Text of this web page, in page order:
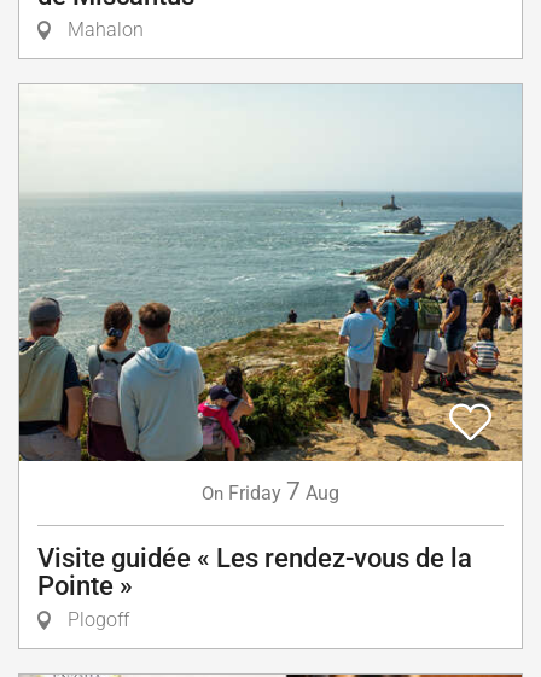
Mahalon
On Friday 7 Aug
Visite guidée « Les rendez-vous de la
Pointe »
Plogoff